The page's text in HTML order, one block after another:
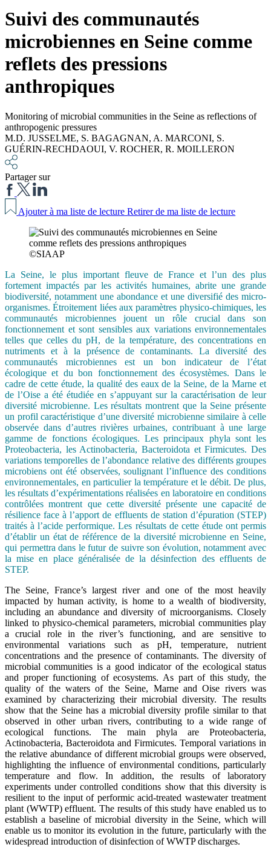
Suivi des communautés
microbiennes en Seine comme
reflets des pressions
anthropiques
Monitoring of microbial communities in the Seine as reflections of
anthropogenic pressures
M.D. JUSSELME, S. BAGAGNAN, A. MARCONI, S.
GUÉRIN-RECHDAOUI, V. ROCHER, R. MOILLERON
Partager sur
Ajouter à ma liste de lecture Retirer de ma liste de lecture
©SIAAP
La Seine, le plus important fleuve de France et l’un des plus
fortement impactés par les activités humaines, abrite une grande
biodiversité, notamment une abondance et une diversifié des micro-
organismes. Étroitement liées aux paramètres physico-chimiques, les
communautés microbiennes jouent un rôle crucial dans son
fonctionnement et sont sensibles aux variations environnementales
telles que celles du pH, de la température, des concentrations en
nutriments et à la présence de contaminants. La diversité des
communautés microbiennes est un bon indicateur de l’état
écologique et du bon fonctionnement des écosystèmes. Dans le
cadre de cette étude, la qualité des eaux de la Seine, de la Marne et
de l’Oise a été étudiée en s’appuyant sur la caractérisation de leur
diversité microbienne. Les résultats montrent que la Seine présente
un profil caractéristique d’une diversité microbienne similaire à celle
observée dans d’autres rivières urbaines, contribuant à une large
gamme de fonctions écologiques. Les principaux phyla sont les
Proteobacteria, les Actinobacteria, Bacteroidota et Firmicutes. Des
variations temporelles de l’abondance relative des différents groupes
microbiens ont été observées, soulignant l’influence des conditions
environnementales, en particulier la température et le débit. De plus,
les résultats d’expérimentations réalisées en laboratoire en conditions
contrôlées montrent que cette diversité présente une capacité de
résilience face à l’apport de effluents de station d’épuration (STEP)
traités à l’acide performique. Les résultats de cette étude ont permis
d’établir un état de référence de la diversité microbienne en Seine,
qui permettra dans le futur de suivre son évolution, notamment avec
la mise en place généralisée de la désinfection des effluents de
STEP.
The Seine, France’s largest river and one of the most heavily
impacted by human activity, is home to a wealth of biodiversity,
including an abundance and diversity of microorganisms. Closely
linked to physico-chemical parameters, microbial communities play
a crucial role in the river’s functioning, and are sensitive to
environmental variations such as pH, temperature, nutrient
concentrations and the presence of contaminants. The diversity of
microbial communities is a good indicator of the ecological status
and proper functioning of ecosystems. As part of this study, the
quality of the waters of the Seine, Marne and Oise rivers was
examined by characterizing their microbial diversity. The results
show that the Seine has a microbial diversity profile similar to that
observed in other urban rivers, contributing to a wide range of
ecological functions. The main phyla are Proteobacteria,
Actinobacteria, Bacteroidota and Firmicutes. Temporal variations in
the relative abundance of different microbial groups were observed,
highlighting the influence of environmental conditions, particularly
temperature and flow. In addition, the results of laboratory
experiments under controlled conditions show that this diversity is
resilient to the input of performic acid-treated wastewater treatment
plant (WWTP) effluent. The results of this study have enabled us to
establish a baseline of microbial diversity in the Seine, which will
enable us to monitor its evolution in the future, particularly with the
widespread introduction of disinfection of WWTP discharges.